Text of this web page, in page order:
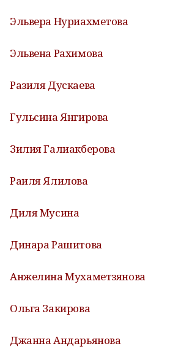
Эльвера Нуриахметова
Эльвена Рахимова
Разиля Дускаева
Гульсина Янгирова
Зилия Галиакберова
Раиля Ялилова
Диля Мусина
Динара Рашитова
Анжелина Мухаметзянова
Ольга Закирова
Джанна Андарьянова